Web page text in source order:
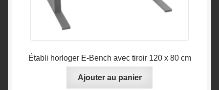
Établi horloger E-Bench avec tiroir 120 x 80 cm
Ajouter au panier